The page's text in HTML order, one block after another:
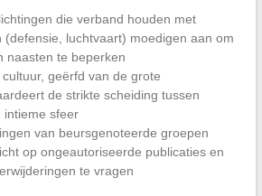
die verband houden met
(defensie, luchtvaart) moedigen aan om
naasten te beperken
geërfd van de grote
de strikte scheiding tussen
intieme sfeer
van beursgenoteerde groepen
op ongeautoriseerde publicaties en
te vragen